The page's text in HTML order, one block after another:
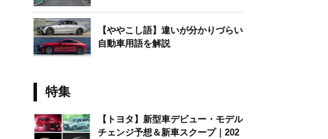
【ややこし語】違いが分かりづらい
自動車用語を解説
特集
【トヨタ】新型車デビュー・モデル
チェンジ予想＆新車スクープ｜202